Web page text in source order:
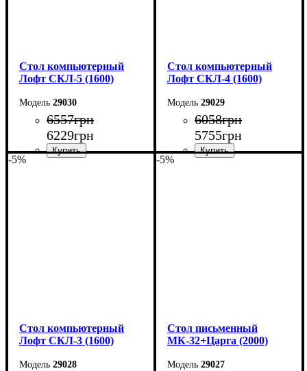
Стол компьютерный
Лофт СКЛ-5 (1600)
29030
6557грн
6229грн
Стол компьютерный
Лофт СКЛ-4 (1600)
29029
6058грн
5755грн
-5%
Стол компьютерный
Лофт СКЛ-3 (1600)
29028
-5%
Cтол письменный
МК-32+Царга (2000)
29027